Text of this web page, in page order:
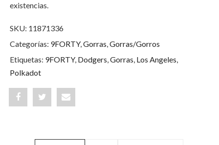
existencias.
SKU: 11871336
Categorías: 9FORTY,Gorras,Gorras/Gorros
Etiquetas: 9FORTY, Dodgers,Gorras, Los Angeles,
Polkadot
Share Post Share